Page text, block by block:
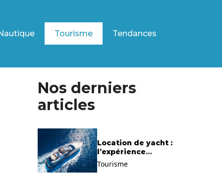
Tourisme Tendances
Nos derniers
articles
Location de yacht :
l’expérience
exclusive pour
découvrir la
Tourisme